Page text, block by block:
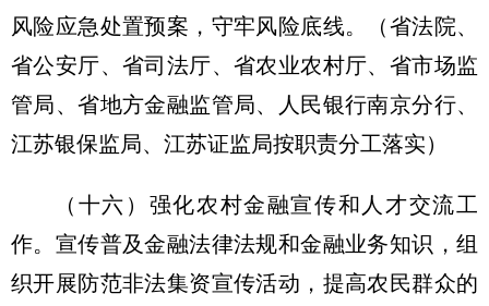
风险应急处置预案，守牢风险底线。
（省法院、
省公安厅、省司法厅、省农业农村厅、省市场监
管局、省地方金融监管局、人民银行南京分行、
江苏银保监局、江苏证监局按职责分工落实）
（十六）强化农村金融宣传和人才交流工
作。 宣传普及金融法律法规和金融业务知识，组
织开展防范非法集资宣传活动，提高农民群众的